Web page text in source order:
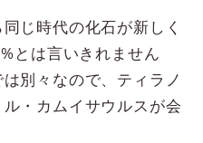
じ時代の化石が新しく
とは言いきれません
別々なので、ティラノ
・カムイサウルスが会